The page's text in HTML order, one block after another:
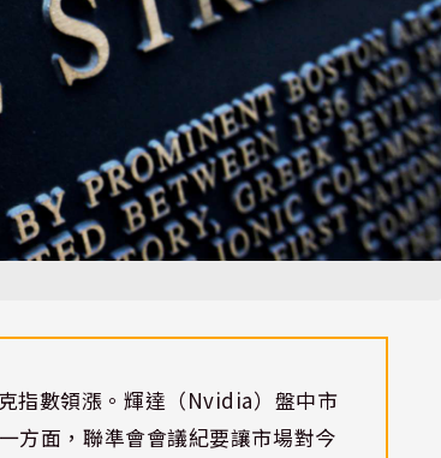
指數領漲。輝達（Nvidia）盤中市
方面，聯準會會議紀要讓市場對今